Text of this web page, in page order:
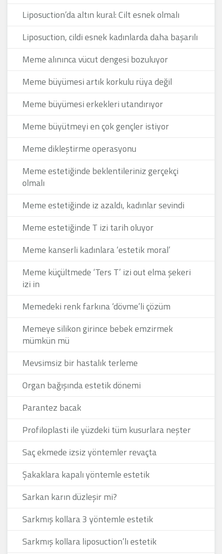
Liposuction’da altın kural: Cilt esnek olmalı
Liposuction, cildi esnek kadınlarda daha başarılı
Meme alınınca vücut dengesi bozuluyor
Meme büyümesi artık korkulu rüya değil
Meme büyümesi erkekleri utandırıyor
Meme büyütmeyi en çok gençler istiyor
Meme dikleştirme operasyonu
Meme estetiğinde beklentileriniz gerçekçi
olmalı
Meme estetiğinde iz azaldı, kadınlar sevindi
Meme estetiğinde T izi tarih oluyor
Meme kanserli kadınlara ‘estetik moral’
Meme küçültmede ‘Ters T’ izi out elma şekeri
izi in
Memedeki renk farkına ‘dövme’li çözüm
Memeye silikon girince bebek emzirmek
mümkün mü
Mevsimsiz bir hastalık terleme
Organ bağışında estetik dönemi
Parantez bacak
Profiloplasti ile yüzdeki tüm kusurlara neşter
Saç ekmede izsiz yöntemler revaçta
Şakaklara kapalı yöntemle estetik
Sarkan karın düzleşir mi?
Sarkmış kollara 3 yöntemle estetik
Sarkmış kollara liposuction’lı estetik